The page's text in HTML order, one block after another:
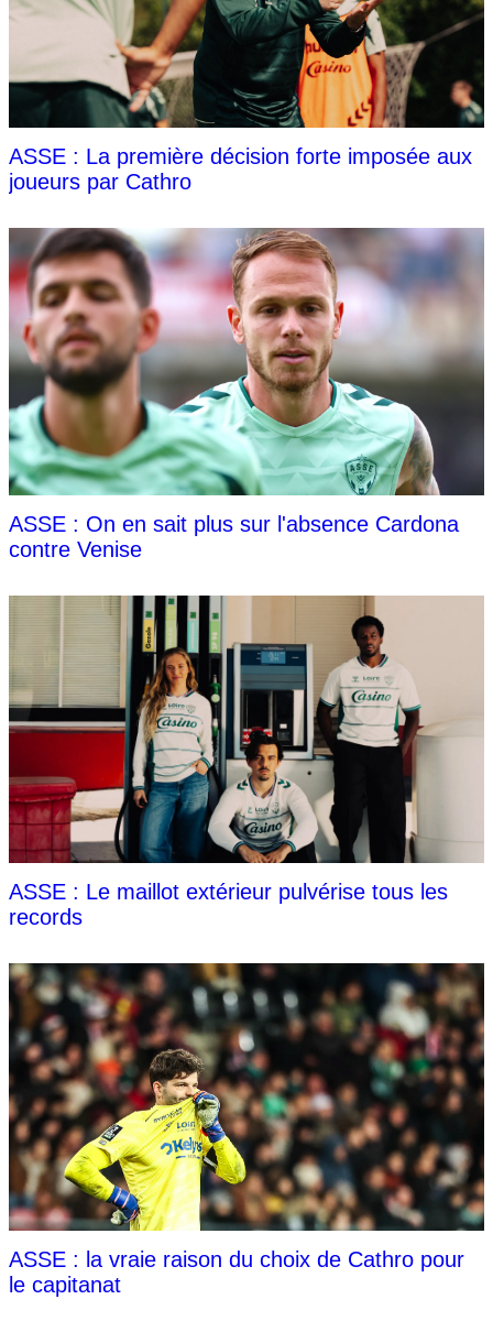
ASSE : La première décision forte imposée aux
joueurs par Cathro
ASSE : On en sait plus sur l'absence Cardona
contre Venise
ASSE : Le maillot extérieur pulvérise tous les
records
ASSE : la vraie raison du choix de Cathro pour
le capitanat